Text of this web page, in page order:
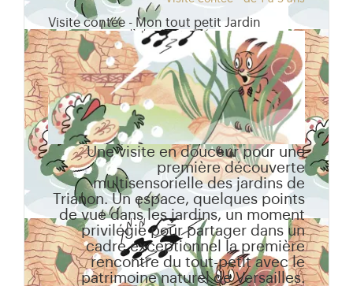
Visite contée - Mon tout petit Jardin
Une visite en douceur pour une
première découverte
multisensorielle des jardins de
Trianon. Un espace, quelques points
de vue dans les jardins, un moment
privilégié pour partager dans un
cadre exceptionnel la première
rencontre du tout-petit avec le
patrimoine naturel de Versailles.